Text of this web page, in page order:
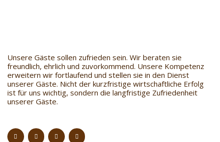
Unsere Gäste sollen zufrieden sein. Wir beraten sie
freundlich, ehrlich und zuvorkommend. Unsere Kompetenz
erweitern wir fortlaufend und stellen sie in den Dienst
unserer Gäste. Nicht der kurzfristige wirtschaftliche Erfolg
ist für uns wichtig, sondern die langfristige Zufriedenheit
unserer Gäste.